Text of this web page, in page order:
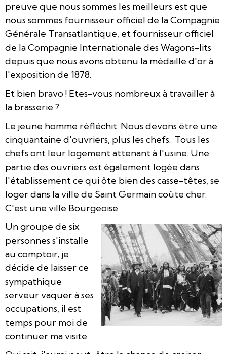
preuve que nous sommes les meilleurs est que
nous sommes fournisseur officiel de la Compagnie
Générale Transatlantique, et fournisseur officiel
de la Compagnie Internationale des Wagons-lits
depuis que nous avons obtenu la médaille d'or à
l'exposition de 1878.
Et bien bravo ! Etes-vous nombreux à travailler à
la brasserie ?
Le jeune homme réfléchit. Nous devons être une
cinquantaine d'ouvriers, plus les chefs. Tous les
chefs ont leur logement attenant à l'usine. Une
partie des ouvriers est également logée dans
l'établissement ce qui ôte bien des casse-têtes, se
loger dans la ville de Saint Germain coûte cher.
C'est une ville Bourgeoise.
Un groupe de six
personnes s'installe
au comptoir, je
décide de laisser ce
sympathique
serveur vaquer à ses
occupations, il est
temps pour moi de
continuer ma visite.